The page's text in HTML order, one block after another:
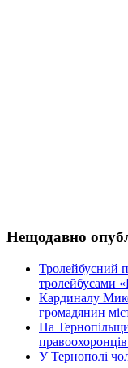
Нещодавно
Тролейбусний
тролейбусами
Кардиналу
громадянин
На
правоохоронців
У Тернополі